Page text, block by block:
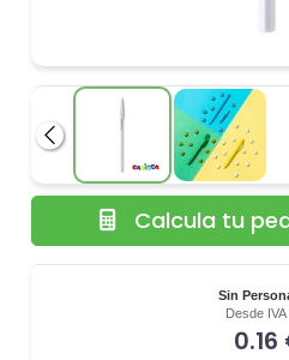
Anterior
Sin
Desde IVA
0.16
Calcula tu